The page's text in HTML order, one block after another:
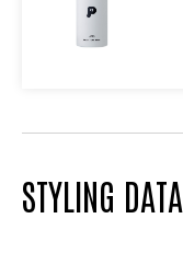
STYLING DATA